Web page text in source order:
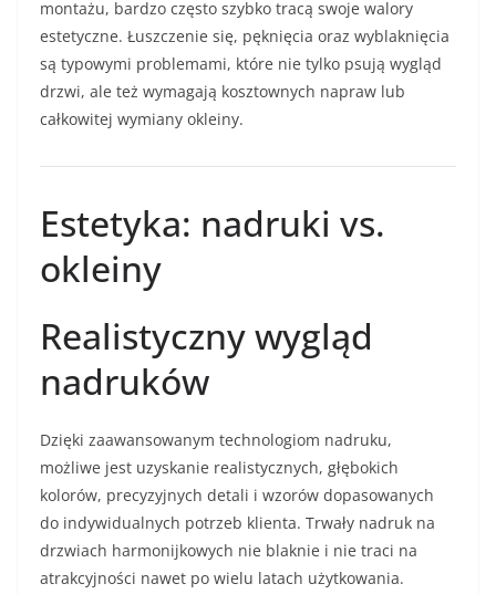
montażu, bardzo często szybko tracą swoje walory
estetyczne. Łuszczenie się, pęknięcia oraz wyblaknięcia
są typowymi problemami, które nie tylko psują wygląd
drzwi, ale też wymagają kosztownych napraw lub
całkowitej wymiany okleiny.
Estetyka: nadruki vs.
okleiny
Realistyczny wygląd
nadruków
Dzięki zaawansowanym technologiom nadruku,
możliwe jest uzyskanie realistycznych, głębokich
kolorów, precyzyjnych detali i wzorów dopasowanych
do indywidualnych potrzeb klienta. Trwały nadruk na
drzwiach harmonijkowych nie blaknie i nie traci na
atrakcyjności nawet po wielu latach użytkowania.